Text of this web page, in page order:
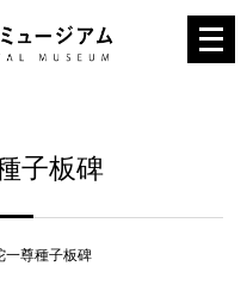
メ
ニ
子板碑
一尊種子板碑